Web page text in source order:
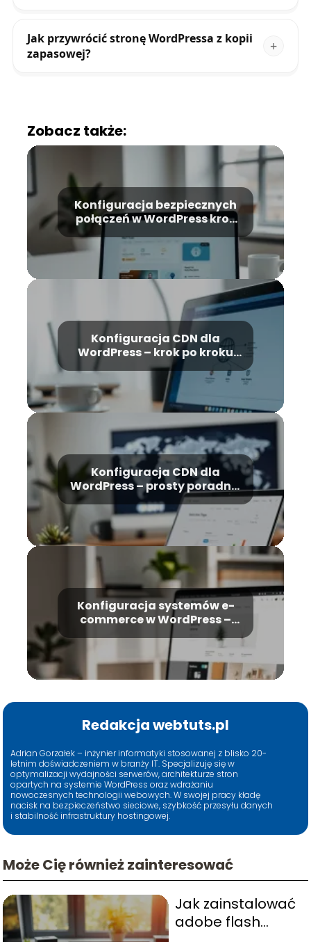
Jak przywrócić stronę WordPressa z kopii
zapasowej?
Zobacz także:
Konfiguracja bezpiecznych
połączeń w WordPress krok
Konfiguracja CDN dla
WordPress – krok po kroku
dla początkujących
Konfiguracja CDN dla
WordPress – prosty poradnik
krok po kroku
Konfiguracja systemów e-
commerce w WordPress –
kompletny poradnik
Redakcja webtuts.pl
Adrian Gorzałek – inżynier informatyki stosowanej z blisko 20-
letnim doświadczeniem w branży IT. Specjalizuję się w
optymalizacji wydajności serwerów, architekturze stron
opartych na systemie WordPress oraz wdrażaniu
nowoczesnych technologii webowych. W swojej pracy kładę
nacisk na bezpieczeństwo sieciowe, szybkość przesyłu danych
i stabilność infrastruktury hostingowej.
Może Cię również zainteresować
Jak zainstalować
adobe flash